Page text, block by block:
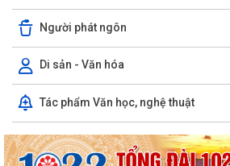
Người phát ngôn
Di sản - Văn hóa
Tác phẩm Văn học, nghệ thuật
Xăm mình có được đi nghĩa vụ quân sự
Hỏi - Trả lời: Học hết lớp mấy thì đủ tiêu
Hãy cùng chung tay lan tỏa yêu thương –
Lịch thi đấu Giải Bóng đá Thiếu niên U15 xã